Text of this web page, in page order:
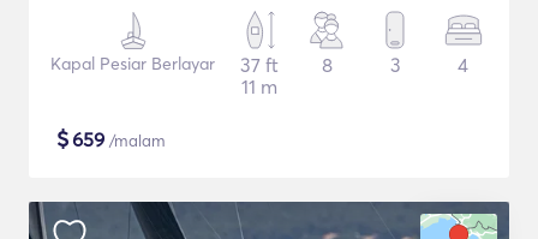
Kapal Pesiar Berlayar
37 ft
11 m
8 3 4
$659 /malam